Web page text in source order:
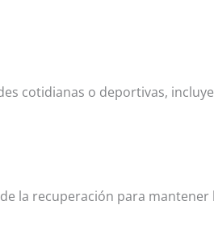
cotidianas o deportivas,
la recuperación para